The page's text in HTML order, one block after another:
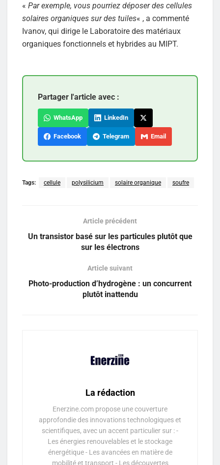
« Par exemple, vous pourriez déposer des cellules
solaires organiques sur des tuiles« , a commenté
Ivanov, qui dirige le Laboratoire des matériaux
organiques fonctionnels et hybrides au MIPT.
Partager l'article avec :
WhatsApp LinkedIn
Facebook Telegram Email
Tags: cellule polysilicium solaire organique soufre
Article précédent
Un transistor basé sur les particules plutôt que
sur les électrons
Article suivant
Photo-production d’hydrogène : un concurrent
plutôt inattendu
La rédaction
Enerzine.com propose une couverture
approfondie des innovations technologiques et
scientifiques, avec un accent particulier sur : -
Les énergies renouvelables et le stockage
énergétique - Les avancées en matière de
mobilité et transport - Les découvertes